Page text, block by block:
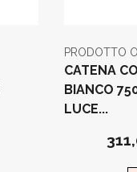
PRODOTTO
CATENA
BIANCO
LUCE...